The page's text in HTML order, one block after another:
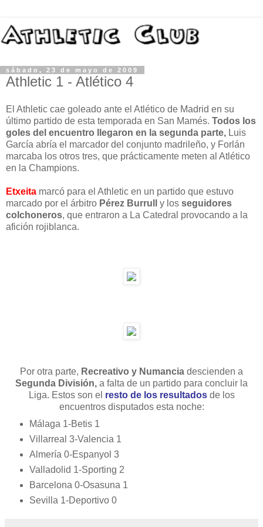
sábado, 23 de mayo de 2009
Athletic 1 - Atlético 4
El Athletic cae goleado ante el Atlético de Madrid en su
último partido de esta temporada en San Mamés. Todos los
goles del encuentro llegaron en la segunda parte, Luis
García abría el marcador del conjunto madrileño, y Forlán
marcaba los otros tres, que prácticamente meten al Atlético
en la Champions.
Etxeita marcó para el Athletic en un partido que estuvo
marcado por el árbitro Pérez Burrull y los seguidores
colchoneros, que entraron a La Catedral provocando a la
afición rojiblanca.
Por otra parte, Recreativo y Numancia descienden a
Segunda División, a falta de un partido para concluir la
Liga. Estos son el resto de los resultadosde los
encuentros disputados esta noche:
Málaga 1-Betis 1
Villarreal 3-Valencia 1
Almería 0-Espanyol 3
Valladolid 1-Sporting 2
Barcelona 0-Osasuna 1
Sevilla 1-Deportivo 0